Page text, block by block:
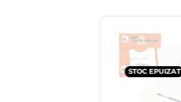
STOC EPUIZAT